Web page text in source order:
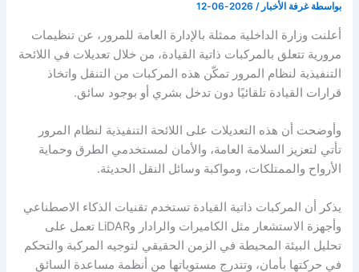
بواسطة غرفة الأخبار/
2026-06-12
أعلنت وزارة الداخلية ممثلة بالإدارة العامة للمرور، عن تنظيمات
مرورية تتعلق بالمركبات ذاتية القيادة، من خلال تعديلات في اللائحة
التنفيذية لنظام المرور تمكّن هذه المركبات من التنقل واتخاذ
قرارات القيادة تلقائيًا دون تدخل بشري أو بوجود سائق.
وأوضحت أن هذه التعديلات على اللائحة التنفيذية لنظام المرور
تأتي لتعزيز السلامة العامة، والأمان لمستخدمي الطرق وحماية
الأرواح والممتلكات، ومواكبة وسائل النقل الحديثة.
يذكر أن المركبات ذاتية القيادة تستخدم تقنيات الذكاء الاصطناعي
وأجهزة الاستشعار مثل الكاميرات والرادار وLiDAR تعمل على
تحليل البيئة المحيطة في الزمن الحقيقي لتوجيه المركبة والتحكم
في حركتها بأمان، وتتدرج مستوياتها من أنظمة مساعدة السائق